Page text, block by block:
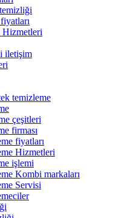
Hizmetleri
iletişim
temizleme
çeşitleri
firması
fiyatları
Hizmetleri
işlemi
Kombi markaları
Servisi